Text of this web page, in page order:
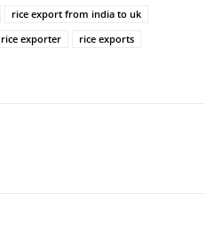
rice export from india to uk
rice exporter
rice exports